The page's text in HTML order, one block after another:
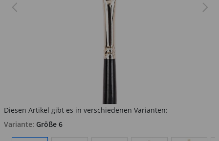
Diesen Artikel gibt es in verschiedenen Varianten:
Variante: Größe 6